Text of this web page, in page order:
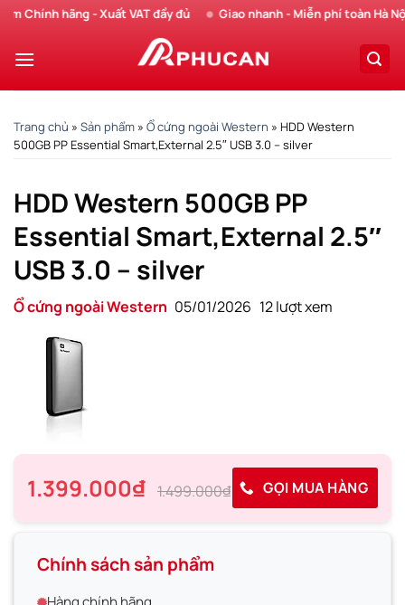
Chuyển
nội
Chính hãng - Xuất VAT đầy đủ Giao nhanh - Miễn phí toàn Hà Nội
Trang chủ » Sản phẩm » Ổ cứng ngoài Western » HDD Western
500GB PP Essential Smart,External 2.5″ USB 3.0 – silver
HDD Western 500GB PP
Essential Smart,External 2.5″
USB 3.0 – silver
Ổ cứng ngoài Western 05/01/2026 12 lượt xem
1.399.000₫ 1.499.000₫ GỌI MUA HÀNG
Chính sách sản phẩm